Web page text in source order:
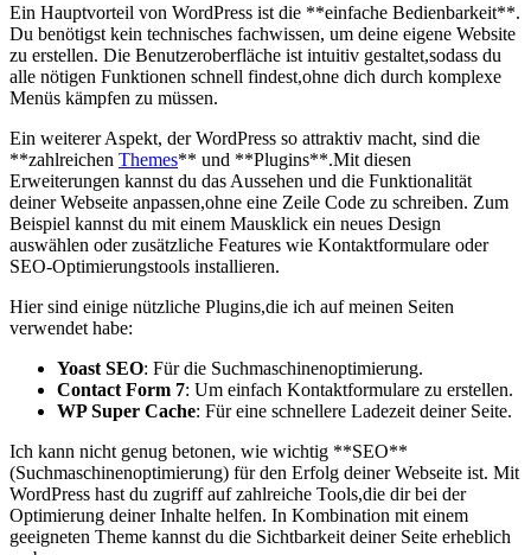
Ein ​Hauptvorteil von WordPress ist die **einfache Bedienbarkeit**.
Du benötigst kein technisches‌ fachwissen, um deine eigene Website
zu erstellen. Die Benutzeroberfläche ist intuitiv gestaltet,sodass du
alle nötigen Funktionen schnell⁢ findest,ohne dich ⁢durch komplexe
Menüs kämpfen zu ‌müssen.
Ein weiterer Aspekt,‍ der‍ WordPress so attraktiv macht,⁣ sind die
‌**zahlreichen Themes** und ⁤**Plugins**.Mit diesen
Erweiterungen kannst du ‌das Aussehen‌ und die Funktionalität
deiner Webseite anpassen,ohne eine ⁢Zeile Code zu schreiben. Zum
Beispiel kannst du mit einem Mausklick ein neues Design
auswählen oder zusätzliche Features wie Kontaktformulare oder
SEO-Optimierungstools installieren.
Hier sind einige nützliche‍ Plugins,die ich auf meinen Seiten
verwendet habe:
Yoast SEO: Für die Suchmaschinenoptimierung.
Contact Form 7: Um einfach Kontaktformulare zu erstellen.
WP Super Cache: Für eine schnellere Ladezeit deiner Seite.
Ich kann nicht genug betonen, wie wichtig **SEO**
⁤(Suchmaschinenoptimierung) für den Erfolg deiner Webseite ⁣ist. Mit
WordPress hast du zugriff ⁣auf zahlreiche Tools,die dir bei der
Optimierung deiner Inhalte helfen. In Kombination mit einem
‍geeigneten Theme kannst du die Sichtbarkeit deiner Seite erheblich